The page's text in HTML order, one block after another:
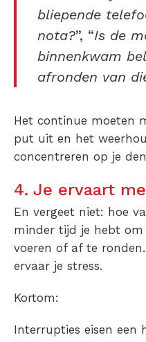
bliepende
nota?”, “Is de
binnenkwam
afronden van
Het continue moeten
put uit en het
concentreren op je
4. Je ervaart
En vergeet niet: hoe
minder tijd je hebt
voeren of af te
ervaar je stress.
Kortom:
Interrupties eisen een